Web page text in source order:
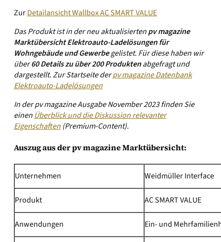
ZurDetailansicht Wallbox AC SMART VALUE
Das Produkt ist in der neu aktualisiertenpv magazine
Marktübersicht Elektroauto-Ladelösungen für
Wohngebäude und Gewerbegelistet. Für diese haben wir
über60 Details zu über 200 Produktenabgefragt und
dargestellt.Zur Startseite derpv magazine Datenbank
Elektroauto-Ladelösungen
In der pv magazine Ausgabe November 2023 finden Sie
einen Überblick und die Diskussion relevanter
Eigenschaften (Premium-Content).
Auszug aus der pv magazine Marktübersicht:
Unternehmen Weidmüller Interface
Produkt AC SMART VALUE
Anwendungen Ein- und